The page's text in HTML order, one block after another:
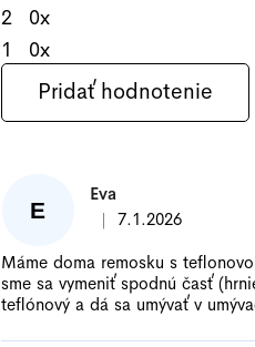
2
0x
1
0x
Pridať hodnotenie
h
o
d
E
Eva
Hodnotenie
| 7.1.2026
Máme doma remosku s
sme sa vymeniť spodnú časť
teflónový a dá sa umývať v